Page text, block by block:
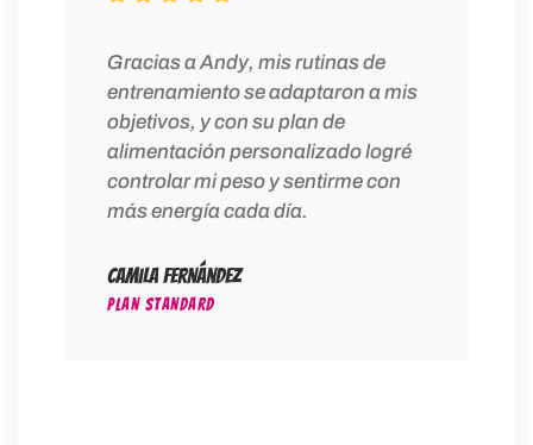
Gracias a Andy, mis rutinas de
entrenamiento se adaptaron a mis
objetivos, y con su plan de
alimentación personalizado logré
controlar mi peso y sentirme con
más energía cada día.
Camila Fernández
PLAN STANDARD